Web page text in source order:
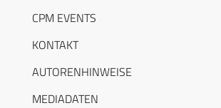
CPM EVENTS
KONTAKT
AUTORENHINWEISE
MEDIADATEN